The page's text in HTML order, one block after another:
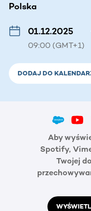
Polska
01.12.2025
09:00 (GMT+1)
DODAJ DO
Aby
Spotify,
Twojej